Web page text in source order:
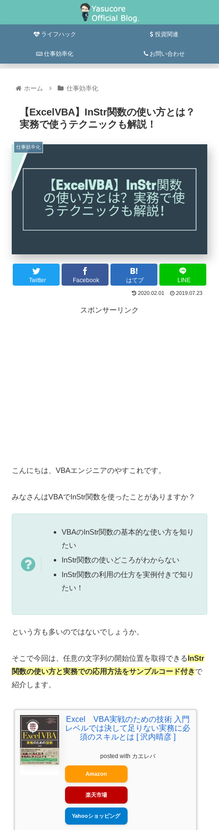
ライフハック 投資関連
仕事効率化 お問い合わせ
ホーム 仕事効率化
【ExcelVBA】InStr関数の使い方とは？
実務で使うテクニックも解説！
仕事効率化
Twitter Facebook はてブ LINE
2020.02.01 2019.07.23
スポンサーリンク
こんにちは、VBAエンジニアのやすこれです。
みなさんはVBAでInStr関数を使ったことがありますか？
VBAのInStr関数の基本的な使い方を知り
たい
InStr関数の使いどころがわからない
InStr関数の利用の仕方を実例付きで知り
たい！
という方も多いのではないでしょうか。
そこで今回は、任意の文字列の開始位置を取得できるInStr
関数の使い方と実務での応用方法をサンプルコード付きで
紹介します。
Excel VBA実戦のための技術 入門
レベルでは決して足りない実務に必
須のスキルとは [ 沢内晴彦 ]
posted with カエレバ
Amazon
楽天市場
Yahooショッピング